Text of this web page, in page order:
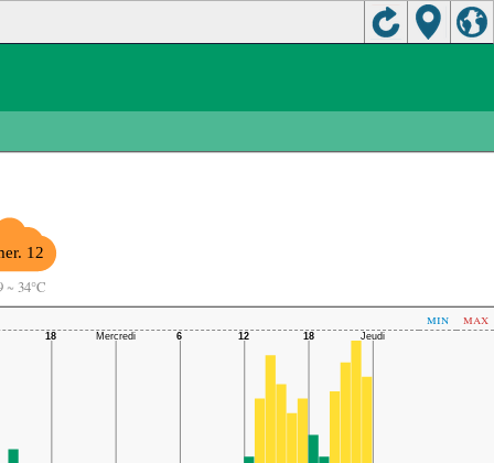
12
~ 34°C
min
max